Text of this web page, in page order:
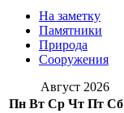
На заметку
Памятники
Природа
Сооружения
Август 2026
Пн Вт Ср Чт Пт Сб